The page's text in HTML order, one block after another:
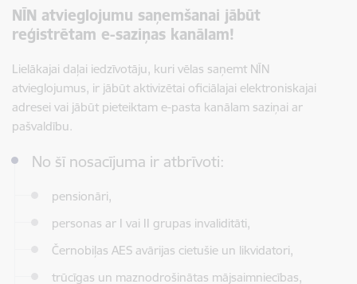
NĪN atvieglojumu saņemšanai jābūt
reģistrētam e-saziņas kanālam!
Lielākajai daļai iedzīvotāju, kuri vēlas saņemt NĪN
atvieglojumus, ir jābūt aktivizētai oficiālajai elektroniskajai
adresei vai jābūt pieteiktam e-pasta kanālam saziņai ar
pašvaldību.
No šī nosacījuma ir atbrīvoti:
pensionāri,
personas ar I vai II grupas invaliditāti,
Černobiļas AES avārijas cietušie un likvidatori,
trūcīgas un maznodrošinātas mājsaimniecības,